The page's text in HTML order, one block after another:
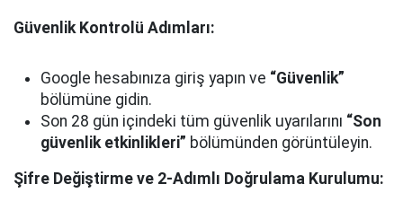
Güvenlik Kontrolü Adımları:
Google hesabınıza giriş yapın ve “Güvenlik”
bölümüne gidin.
Son 28 gün içindeki tüm güvenlik uyarılarını “Son
güvenlik etkinlikleri” bölümünden görüntüleyin.
Şifre Değiştirme ve 2-Adımlı Doğrulama Kurulumu: